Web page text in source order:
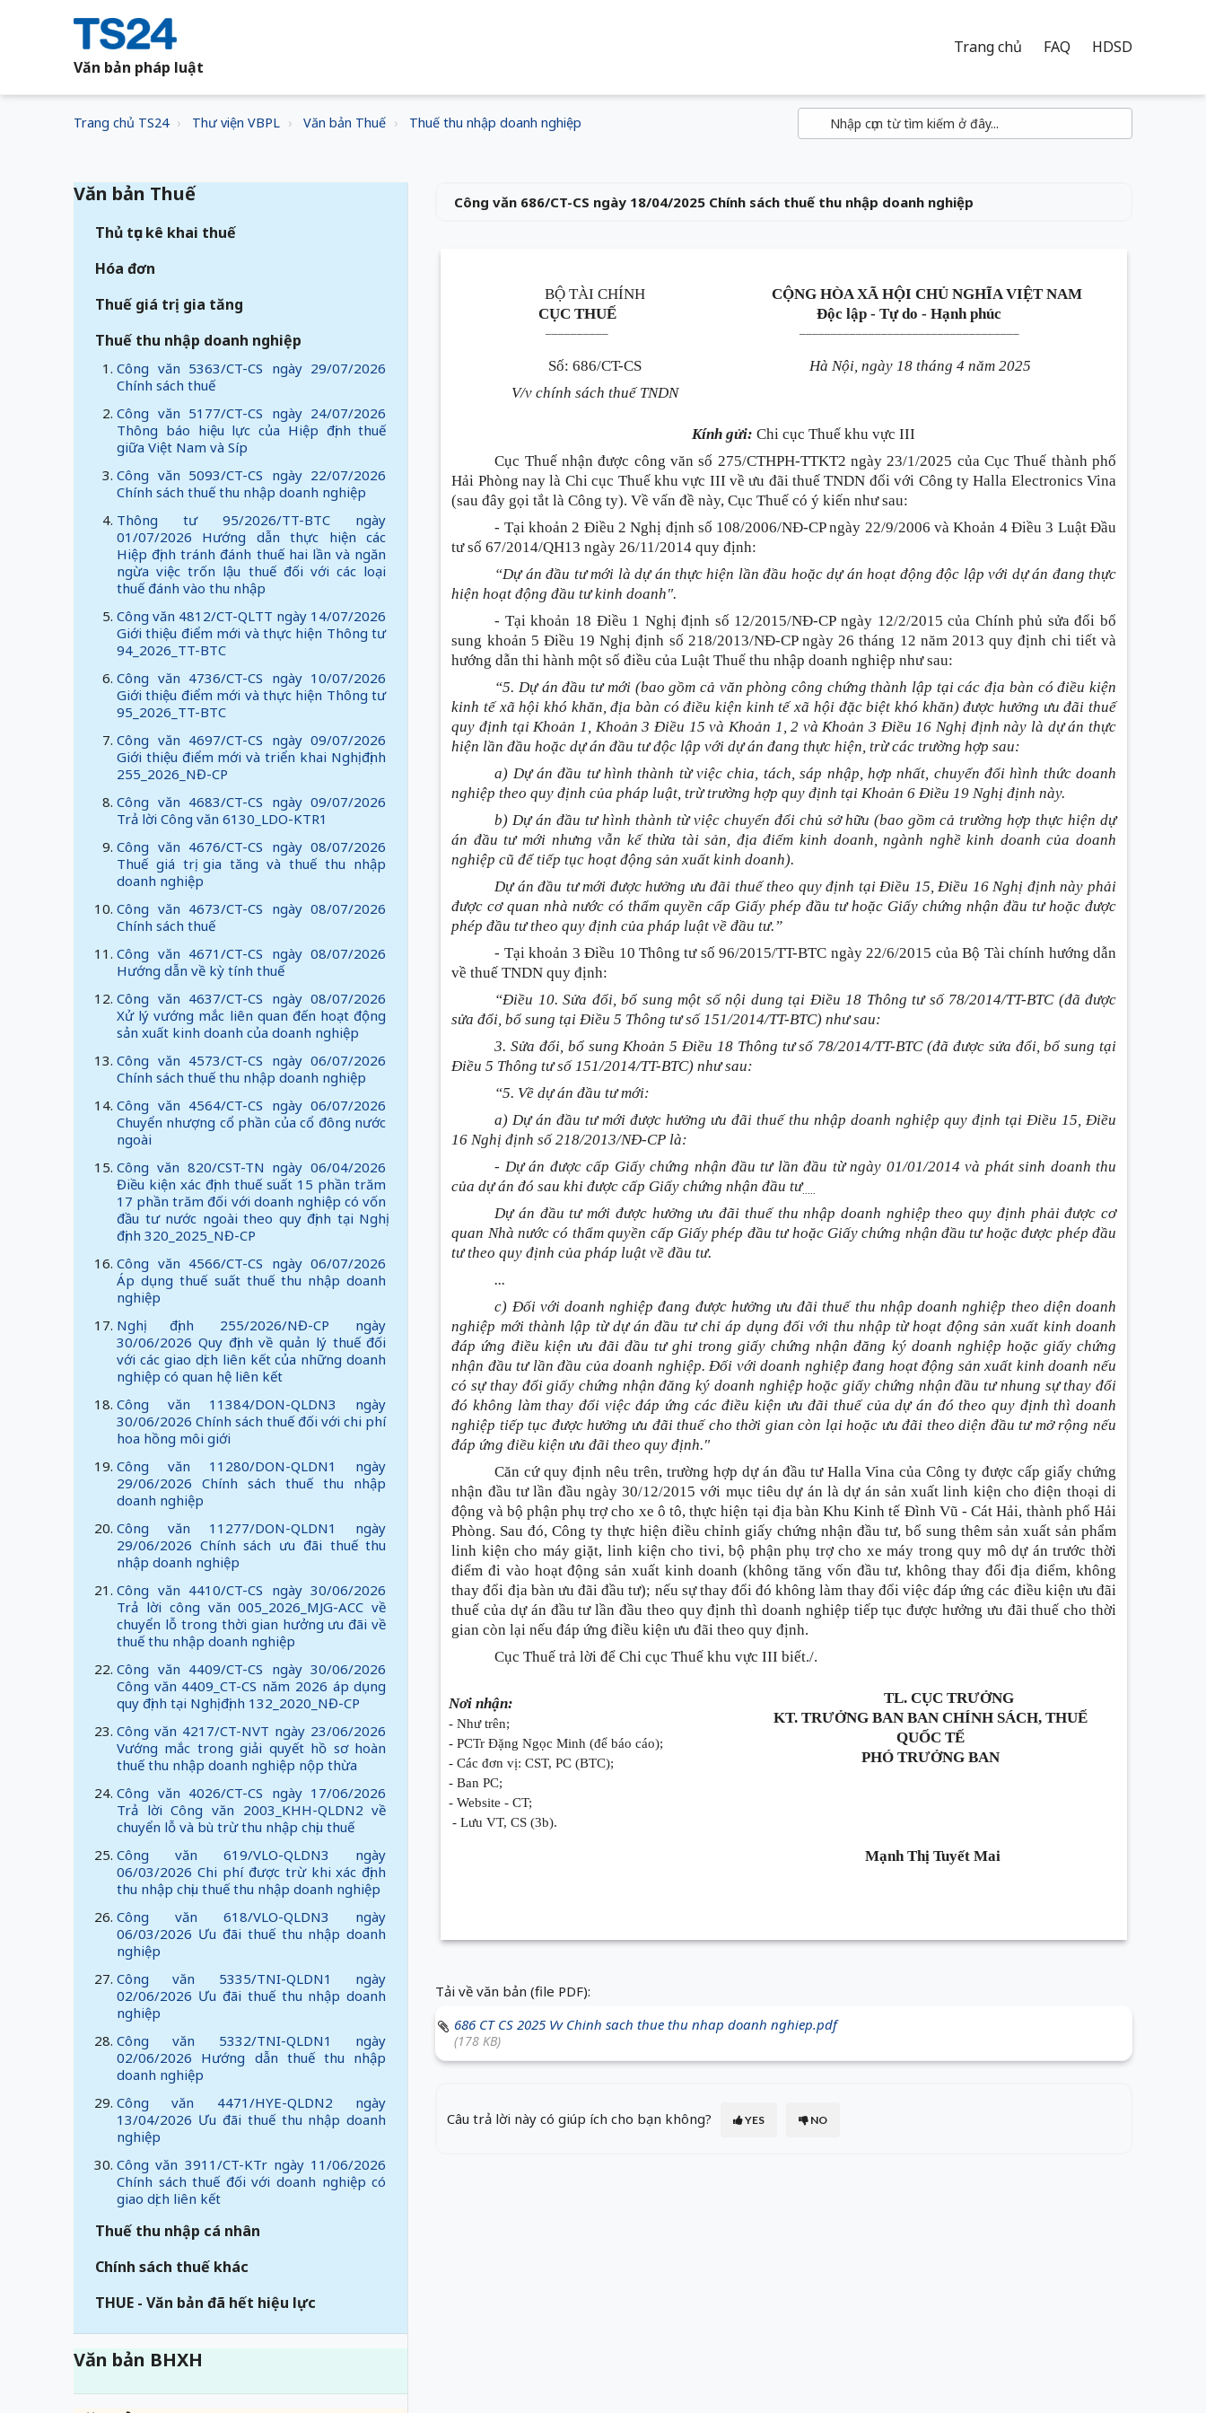
Văn bản pháp luật
Trang chủ FAQ HDSD
Trang chủ TS24 Thư viện VBPL Văn bản Thuế Thuế thu nhập doanh nghiệp
Văn bản Thuế
Thủ tục kê khai thuế
Hóa đơn
Thuế giá trị gia tăng
Thuế thu nhập doanh nghiệp
Công văn 5363/CT-CS ngày 29/07/2026
Chính sách thuế
Công văn 5177/CT-CS ngày 24/07/2026
Thông báo hiệu lực của Hiệp định thuế
giữa Việt Nam và Síp
Công văn 5093/CT-CS ngày 22/07/2026
Chính sách thuế thu nhập doanh nghiệp
Thông tư 95/2026/TT-BTC ngày
01/07/2026 Hướng dẫn thực hiện các
Hiệp định tránh đánh thuế hai lần và ngăn
ngừa việc trốn lậu thuế đối với các loại
thuế đánh vào thu nhập
Công văn 4812/CT-QLTT ngày 14/07/2026
Giới thiệu điểm mới và thực hiện Thông tư
94_2026_TT-BTC
Công văn 4736/CT-CS ngày 10/07/2026
Giới thiệu điểm mới và thực hiện Thông tư
95_2026_TT-BTC
Công văn 4697/CT-CS ngày 09/07/2026
Giới thiệu điểm mới và triển khai Nghị định
255_2026_NĐ-CP
Công văn 4683/CT-CS ngày 09/07/2026
Trả lời Công văn 6130_LDO-KTR1
Công văn 4676/CT-CS ngày 08/07/2026
Thuế giá trị gia tăng và thuế thu nhập
doanh nghiệp
Công văn 4673/CT-CS ngày 08/07/2026
Chính sách thuế
Công văn 4671/CT-CS ngày 08/07/2026
Hướng dẫn về kỳ tính thuế
Công văn 4637/CT-CS ngày 08/07/2026
Xử lý vướng mắc liên quan đến hoạt động
sản xuất kinh doanh của doanh nghiệp
Công văn 4573/CT-CS ngày 06/07/2026
Chính sách thuế thu nhập doanh nghiệp
Công văn 4564/CT-CS ngày 06/07/2026
Chuyển nhượng cổ phần của cổ đông nước
ngoài
Công văn 820/CST-TN ngày 06/04/2026
Điều kiện xác định thuế suất 15 phần trăm
17 phần trăm đối với doanh nghiệp có vốn
đầu tư nước ngoài theo quy định tại Nghị
định 320_2025_NĐ-CP
Công văn 4566/CT-CS ngày 06/07/2026
Áp dụng thuế suất thuế thu nhập doanh
nghiệp
Nghị định 255/2026/NĐ-CP ngày
30/06/2026 Quy định về quản lý thuế đối
với các giao dịch liên kết của những doanh
nghiệp có quan hệ liên kết
Công văn 11384/DON-QLDN3 ngày
30/06/2026 Chính sách thuế đối với chi phí
hoa hồng môi giới
Công văn 11280/DON-QLDN1 ngày
29/06/2026 Chính sách thuế thu nhập
doanh nghiệp
Công văn 11277/DON-QLDN1 ngày
29/06/2026 Chính sách ưu đãi thuế thu
nhập doanh nghiệp
Công văn 4410/CT-CS ngày 30/06/2026
Trả lời công văn 005_2026_MJG-ACC về
chuyển lỗ trong thời gian hưởng ưu đãi về
thuế thu nhập doanh nghiệp
Công văn 4409/CT-CS ngày 30/06/2026
Công văn 4409_CT-CS năm 2026 áp dụng
quy định tại Nghị định 132_2020_NĐ-CP
Công văn 4217/CT-NVT ngày 23/06/2026
Vướng mắc trong giải quyết hồ sơ hoàn
thuế thu nhập doanh nghiệp nộp thừa
Công văn 4026/CT-CS ngày 17/06/2026
Trả lời Công văn 2003_KHH-QLDN2 về
chuyển lỗ và bù trừ thu nhập chịu thuế
Công văn 619/VLO-QLDN3 ngày
06/03/2026 Chi phí được trừ khi xác định
thu nhập chịu thuế thu nhập doanh nghiệp
Công văn 618/VLO-QLDN3 ngày
06/03/2026 Ưu đãi thuế thu nhập doanh
nghiệp
Công văn 5335/TNI-QLDN1 ngày
02/06/2026 Ưu đãi thuế thu nhập doanh
nghiệp
Công văn 5332/TNI-QLDN1 ngày
02/06/2026 Hướng dẫn thuế thu nhập
doanh nghiệp
Công văn 4471/HYE-QLDN2 ngày
13/04/2026 Ưu đãi thuế thu nhập doanh
nghiệp
Công văn 3911/CT-KTr ngày 11/06/2026
Chính sách thuế đối với doanh nghiệp có
giao dịch liên kết
Thuế thu nhập cá nhân
Chính sách thuế khác
THUE - Văn bản đã hết hiệu lực
Văn bản BHXH
Công văn 686/CT-CS ngày 18/04/2025 Chính sách thuế thu nhập doanh nghiệp
BỘ TÀI CHÍNH
CỤC THUẾ
CỘNG HÒA XÃ HỘI CHỦ NGHĨA VIỆT NAM
Độc lập - Tự do - Hạnh phúc
Số: 686/CT-CS
V/v chính sách thuế TNDN
Hà Nội, ngày 18 tháng 4 năm 2025
Kính gửi: Chi cục Thuế khu vực III
Cục Thuế nhận được công văn số 275/CTHPH-TTKT2 ngày 23/1/2025 của Cục Thuế thành phố
Hải Phòng nay là Chi cục Thuế khu vực III về ưu đãi thuế TNDN đối với Công ty Halla Electronics Vina
(sau đây gọi tắt là Công ty). Về vấn đề này, Cục Thuế có ý kiến như sau:
- Tại khoản 2 Điều 2 Nghị định số 108/2006/NĐ-CP ngày 22/9/2006 và Khoản 4 Điều 3 Luật Đầu
tư số 67/2014/QH13 ngày 26/11/2014 quy định:
“Dự án đầu tư mới là dự án thực hiện lần đầu hoặc dự án hoạt động độc lập với dự án đang thực
hiện hoạt động đầu tư kinh doanh".
- Tại khoản 18 Điều 1 Nghị định số 12/2015/NĐ-CP ngày 12/2/2015 của Chính phủ sửa đổi bổ
sung khoản 5 Điều 19 Nghị định số 218/2013/NĐ-CP ngày 26 tháng 12 năm 2013 quy định chi tiết và
hướng dẫn thi hành một số điều của Luật Thuế thu nhập doanh nghiệp như sau:
“5. Dự án đầu tư mới (bao gồm cả văn phòng công chứng thành lập tại các địa bàn có điều kiện
kinh tế xã hội khó khăn, địa bàn có điều kiện kinh tế xã hội đặc biệt khó khăn) được hưởng ưu đãi thuế
quy định tại Khoản 1, Khoản 3 Điều 15 và Khoản 1, 2 và Khoản 3 Điều 16 Nghị định này là dự án thực
hiện lần đầu hoặc dự án đầu tư độc lập với dự án đang thực hiện, trừ các trường hợp sau:
a) Dự án đầu tư hình thành từ việc chia, tách, sáp nhập, hợp nhất, chuyển đổi hình thức doanh
nghiệp theo quy định của pháp luật, trừ trường hợp quy định tại Khoản 6 Điều 19 Nghị định này.
b) Dự án đầu tư hình thành từ việc chuyển đổi chủ sở hữu (bao gồm cả trường hợp thực hiện dự
án đầu tư mới nhưng vẫn kế thừa tài sản, địa điểm kinh doanh, ngành nghề kinh doanh của doanh
nghiệp cũ để tiếp tục hoạt động sản xuất kinh doanh).
Dự án đầu tư mới được hưởng ưu đãi thuế theo quy định tại Điều 15, Điều 16 Nghị định này phải
được cơ quan nhà nước có thẩm quyền cấp Giấy phép đầu tư hoặc Giấy chứng nhận đầu tư hoặc được
phép đầu tư theo quy định của pháp luật về đầu tư.”
- Tại khoản 3 Điều 10 Thông tư số 96/2015/TT-BTC ngày 22/6/2015 của Bộ Tài chính hướng dẫn
về thuế TNDN quy định:
“Điều 10. Sửa đổi, bổ sung một số nội dung tại Điều 18 Thông tư số 78/2014/TT-BTC (đã được
sửa đổi, bổ sung tại Điều 5 Thông tư số 151/2014/TT-BTC) như sau:
3. Sửa đổi, bổ sung Khoản 5 Điều 18 Thông tư số 78/2014/TT-BTC (đã được sửa đổi, bổ sung tại
Điều 5 Thông tư số 151/2014/TT-BTC) như sau:
“5. Về dự án đầu tư mới:
a) Dự án đầu tư mới được hưởng ưu đãi thuế thu nhập doanh nghiệp quy định tại Điều 15, Điều
16 Nghị định số 218/2013/NĐ-CP là:
- Dự án được cấp Giấy chứng nhận đầu tư lần đầu từ ngày 01/01/2014 và phát sinh doanh thu
của dự án đó sau khi được cấp Giấy chứng nhận đầu tư.....
Dự án đầu tư mới được hưởng ưu đãi thuế thu nhập doanh nghiệp theo quy định phải được cơ
quan Nhà nước có thẩm quyền cấp Giấy phép đầu tư hoặc Giấy chứng nhận đầu tư hoặc được phép đầu
tư theo quy định của pháp luật về đầu tư.
...
c) Đối với doanh nghiệp đang được hưởng ưu đãi thuế thu nhập doanh nghiệp theo diện doanh
nghiệp mới thành lập từ dự án đầu tư chỉ áp dụng đối với thu nhập từ hoạt động sản xuất kinh doanh
đáp ứng điều kiện ưu đãi đầu tư ghi trong giấy chứng nhận đăng ký doanh nghiệp hoặc giấy chứng
nhận đầu tư lần đầu của doanh nghiệp. Đối với doanh nghiệp đang hoạt động sản xuất kinh doanh nếu
có sự thay đổi giấy chứng nhận đăng ký doanh nghiệp hoặc giấy chứng nhận đầu tư nhung sự thay đổi
đó không làm thay đổi việc đáp ứng các điều kiện ưu đãi thuế của dự án đó theo quy định thì doanh
nghiệp tiếp tục được hưởng ưu đãi thuế cho thời gian còn lại hoặc ưu đãi theo diện đầu tư mở rộng nếu
đáp ứng điều kiện ưu đãi theo quy định."
Căn cứ quy định nêu trên, trường hợp dự án đầu tư Halla Vina của Công ty được cấp giấy chứng
nhận đầu tư lần đầu ngày 30/12/2015 với mục tiêu dự án là dự án sản xuất linh kiện cho điện thoại di
động và bộ phận phụ trợ cho xe ô tô, thực hiện tại địa bàn Khu Kinh tế Đình Vũ - Cát Hải, thành phố Hải
Phòng. Sau đó, Công ty thực hiện điều chỉnh giấy chứng nhận đầu tư, bổ sung thêm sản xuất sản phẩm
linh kiện cho máy giặt, linh kiện cho tivi, bộ phận phụ trợ cho xe máy trong quy mô dự án trước thời
điểm đi vào hoạt động sản xuất kinh doanh (không tăng vốn đầu tư, không thay đổi địa điểm, không
thay đổi địa bàn ưu đãi đầu tư); nếu sự thay đổi đó không làm thay đổi việc đáp ứng các điều kiện ưu đãi
thuế của dự án đầu tư lần đầu theo quy định thì doanh nghiệp tiếp tục được hưởng ưu đãi thuế cho thời
gian còn lại nếu đáp ứng điều kiện ưu đãi theo quy định.
Cục Thuế trả lời để Chi cục Thuế khu vực III biết./.
Nơi nhận:
- Như trên;
- PCTr Đặng Ngọc Minh (để báo cáo);
- Các đơn vị: CST, PC (BTC);
- Ban PC;
- Website - CT;
- Lưu VT, CS (3b).
TL. CỤC TRƯỞNG
KT. TRƯỞNG BAN BAN CHÍNH SÁCH, THUẾ
QUỐC TẾ
PHÓ TRƯỞNG BAN
Mạnh Thị Tuyết Mai
Tải về văn bản (file PDF):
686 CT CS 2025 Vv Chinh sach thue thu nhap doanh nghiep.pdf
(178 KB)
Câu trả lời này có giúp ích cho bạn không? YES NO